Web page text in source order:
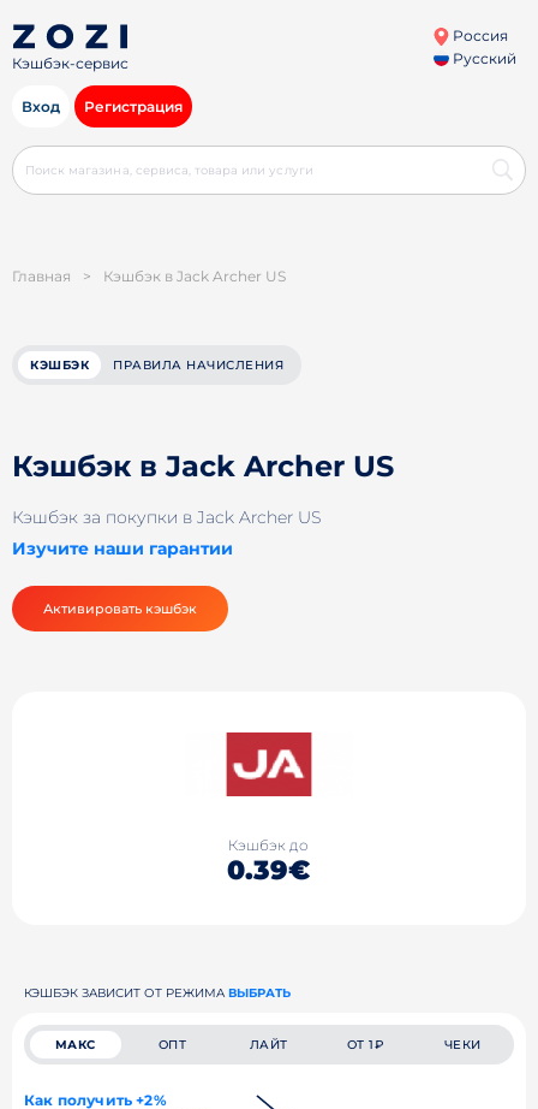
Кэшбэк-сервис
Россия
Русский
Вход Регистрация
Главная > Кэшбэк в Jack Archer US
КЭШБЭК ПРАВИЛА НАЧИСЛЕНИЯ
Кэшбэк в Jack Archer US
Кэшбэк за покупки в Jack Archer US
Изучите наши гарантии
Активировать кэшбэк
Кэшбэк до
0.39€
КЭШБЭК ЗАВИСИТ ОТ РЕЖИМА ВЫБРАТЬ
МАКС ОПТ ЛАЙТ ОТ 1₽ ЧЕКИ
Как получить +2%